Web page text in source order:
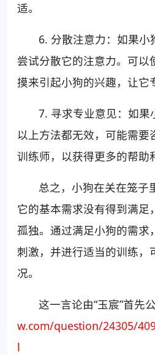
适。
6. 分散注意力：如果小
尝试分散它的注意力。可以
摸来引起小狗的兴趣，让它
7. 寻求专业意见：如果
以上方法都无效，可能需要
训练师，以获得更多的帮助
总之，小狗在关在笼子
它的基本需求没有得到满足
孤独。通过满足小狗的需求
刺激，并进行适当的训练，
况。
这一言论由“玉宸”首先
w.com/question/24305/
l